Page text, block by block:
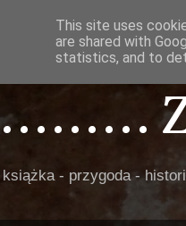
.........
książka - przygoda -
This site uses
are shared with
statistics, and to